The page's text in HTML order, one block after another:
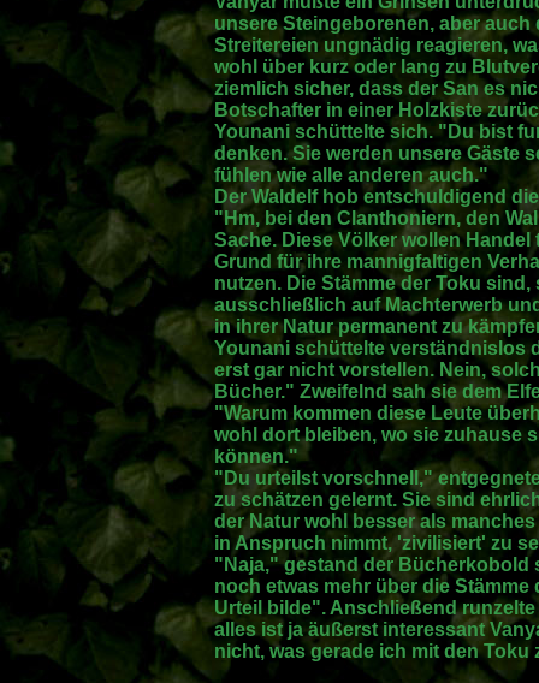
unsere Steingeborenen, aber auch
Streitereien ungnädig reagieren,
wohl über kurz oder lang zu
ziemlich sicher, dass der San es
Botschafter in einer Holzkiste
Younani schüttelte sich. "Du bist
denken. Sie werden unsere Gäste
fühlen wie alle anderen auch."
Der Waldelf hob entschuldigend
"Hm, bei den Clanthoniern, den
Sache. Diese Völker wollen
Grund für ihre mannigfaltigen
nutzen. Die Stämme der Toku
ausschließlich auf Machterwerb
in ihrer Natur permanent zu
Younani schüttelte verständnislos
erst gar nicht vorstellen. Nein,
Bücher." Zweifelnd sah sie dem
"Warum kommen diese Leute
wohl dort bleiben, wo sie zuhause
können."
"Du urteilst vorschnell,"
zu schätzen gelernt. Sie sind
der Natur wohl besser als
in Anspruch nimmt, 'zivilisiert' zu
"Naja," gestand der
noch etwas mehr über die
Urteil bilde". Anschließend
alles ist ja äußerst interessant
nicht, was gerade ich mit den Toku